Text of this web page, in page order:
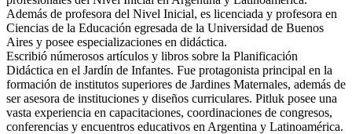
Además de profesora del Nivel Inicial, es licenciada y profesora en
Ciencias de la Educación egresada de la Universidad de Buenos
Aires y posee especializaciones en didáctica.
Escribió númerosos artículos y libros sobre la Planificación
Didáctica en el Jardín de Infantes. Fue protagonista principal en la
formación de institutos superiores de Jardines Maternales, además de
ser asesora de instituciones y diseños curriculares. Pitluk posee una
vasta experiencia en capacitaciones, coordinaciones de congresos,
conferencias y encuentros educativos en Argentina y Latinoamérica.